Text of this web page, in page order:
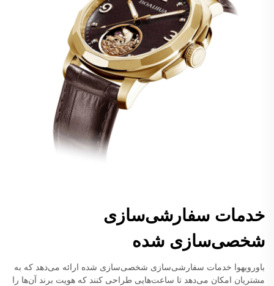
خدمات سفارشی‌سازی
شخصی‌سازی شده
باورویهوا خدمات سفارشی‌سازی شخصی‌سازی شده ارائه می‌دهد که به
مشتریان امکان می‌دهد تا ساعت‌هایی طراحی کنند که هویت برند آن‌ها را